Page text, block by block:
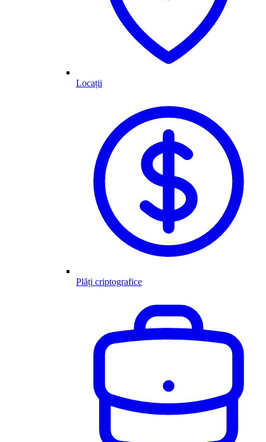
Locații
Plăți criptografice